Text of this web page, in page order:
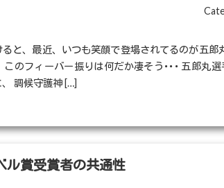
と、最近、いつも笑顔で登場されてるのが五郎
このフィーバー振りは何だか凄そう･･･ 五郎丸
調候守護神 […]
賞受賞者の共通性